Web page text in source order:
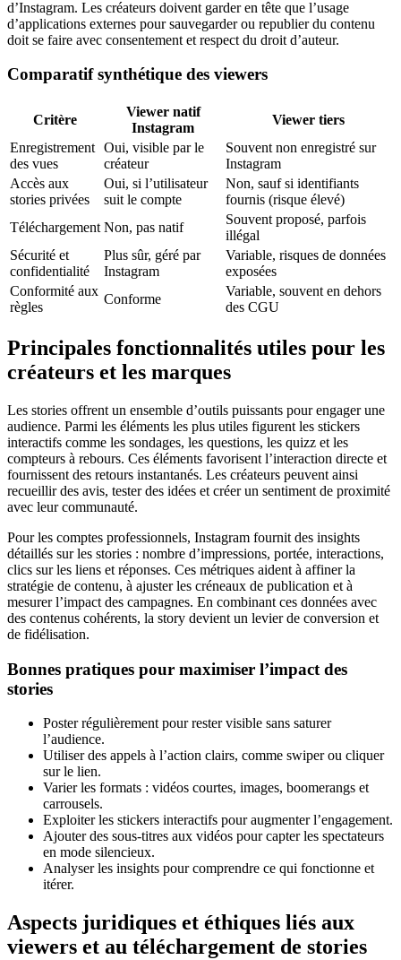
d’Instagram. Les créateurs doivent garder en tête que l’usage
d’applications externes pour sauvegarder ou republier du contenu
doit se faire avec consentement et respect du droit d’auteur.
Comparatif synthétique des viewers
Critère
Viewer natif
Instagram
Viewer tiers
Enregistrement
des vues
Oui, visible par le
créateur
Souvent non enregistré sur
Instagram
Accès aux
stories privées
Oui, si l’utilisateur
suit le compte
Non, sauf si identifiants
fournis (risque élevé)
Téléchargement Non, pas natif
Souvent proposé, parfois
illégal
Sécurité et
confidentialité
Plus sûr, géré par
Instagram
Variable, risques de données
exposées
Conformité aux
règles
Conforme
Variable, souvent en dehors
des CGU
Principales fonctionnalités utiles pour les
créateurs et les marques
Les stories offrent un ensemble d’outils puissants pour engager une
audience. Parmi les éléments les plus utiles figurent les stickers
interactifs comme les sondages, les questions, les quizz et les
compteurs à rebours. Ces éléments favorisent l’interaction directe et
fournissent des retours instantanés. Les créateurs peuvent ainsi
recueillir des avis, tester des idées et créer un sentiment de proximité
avec leur communauté.
Pour les comptes professionnels, Instagram fournit des insights
détaillés sur les stories : nombre d’impressions, portée, interactions,
clics sur les liens et réponses. Ces métriques aident à affiner la
stratégie de contenu, à ajuster les créneaux de publication et à
mesurer l’impact des campagnes. En combinant ces données avec
des contenus cohérents, la story devient un levier de conversion et
de fidélisation.
Bonnes pratiques pour maximiser l’impact des
stories
Poster régulièrement pour rester visible sans saturer
l’audience.
Utiliser des appels à l’action clairs, comme swiper ou cliquer
sur le lien.
Varier les formats : vidéos courtes, images, boomerangs et
carrousels.
Exploiter les stickers interactifs pour augmenter l’engagement.
Ajouter des sous-titres aux vidéos pour capter les spectateurs
en mode silencieux.
Analyser les insights pour comprendre ce qui fonctionne et
itérer.
Aspects juridiques et éthiques liés aux
viewers et au téléchargement de stories